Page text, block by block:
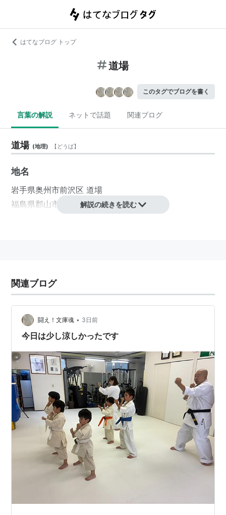
はてなブログ トップ
道場
このタグでブログを書く
言葉の解説 ネットで話題 関連ブログ
道場 (地理) 【どうば】
地名
岩手県奥州市前沢区 道場
福島県郡山市
埼玉県さいたま市
静岡県 牧之原市 道場
兵庫県
豊岡市 日高町
富山県
富山市 婦中町
道場駅（JR宝塚線・福知山線）
兵庫県神戸市北区道場町生野にある、JR西日本の駅。→
道場駅
神鉄道場駅 神戸電鉄（三田線）
兵庫県神戸市北区道場町日下部にある、 神戸電鉄三田線
神鉄道場駅
解説の続きを読む
関連ブログ
闘え！文庫魂 • 3日前
今日は少し涼しかったです